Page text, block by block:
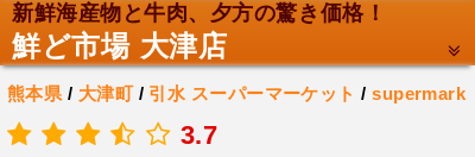
新鮮海産物と牛肉、夕方の驚き価格！
鮮ど市場 大津店
熊本県 / 大津町/ 引水 スーパーマーケット /supermark
.
3.7